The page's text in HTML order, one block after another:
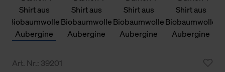
Art. Nr.: 39201